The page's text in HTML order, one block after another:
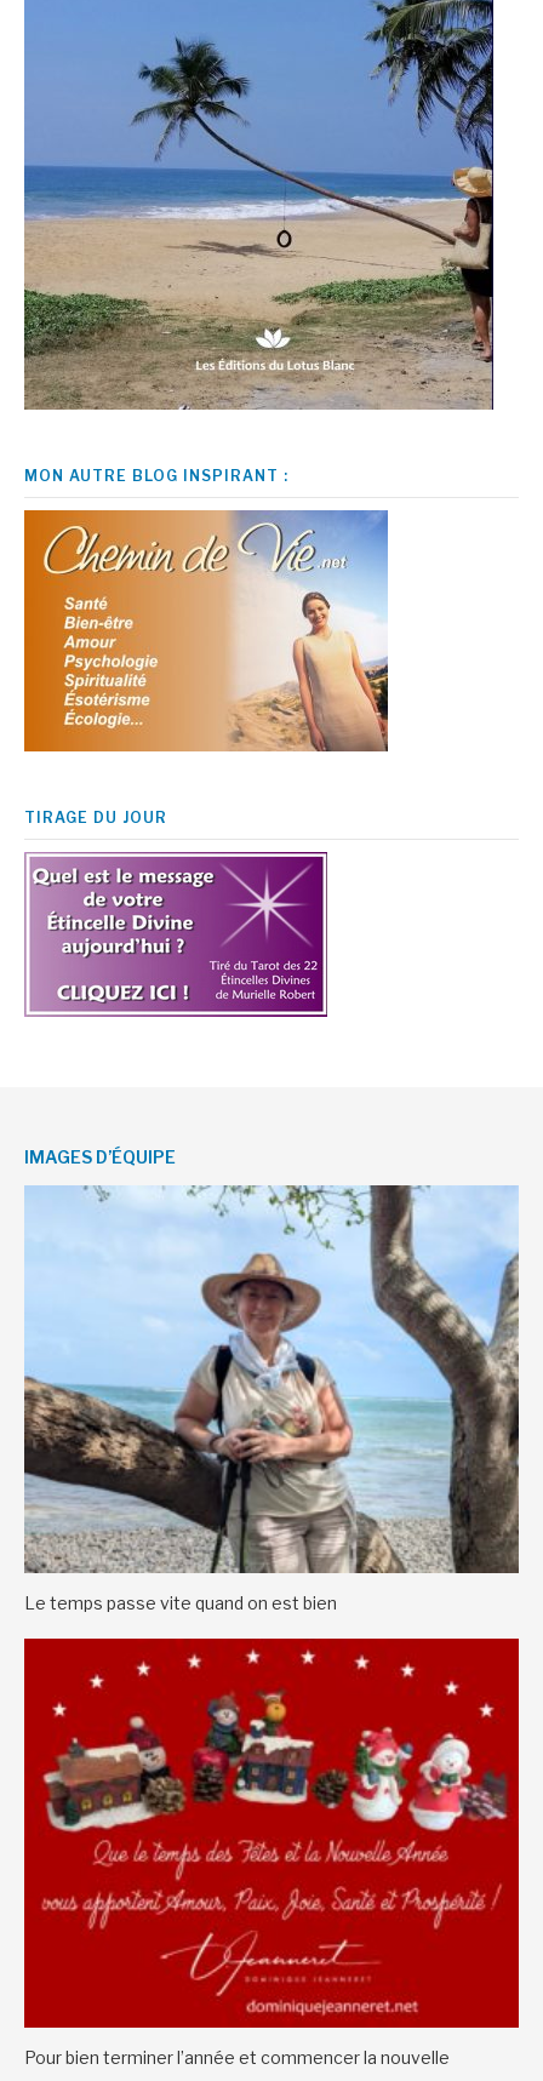
MON AUTRE BLOG INSPIRANT :
TIRAGE DU JOUR
IMAGES D’ÉQUIPE
Le temps passe vite quand on est bien
Pour bien terminer l’année et commencer la nouvelle